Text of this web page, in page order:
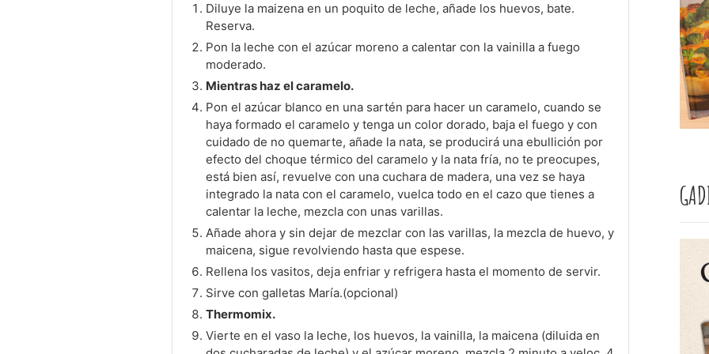
Diluye la maizena en un poquito de leche, añade los huevos, bate.
Reserva.
Pon la leche con el azúcar moreno a calentar con la vainilla a fuego
moderado.
Mientras haz el caramelo.
Pon el azúcar blanco en una sartén para hacer un caramelo, cuando se
haya formado el caramelo y tenga un color dorado, baja el fuego y con
cuidado de no quemarte, añade la nata, se producirá una ebullición por
efecto del choque térmico del caramelo y la nata fría, no te preocupes,
está bien así, revuelve con una cuchara de madera, una vez se haya
integrado la nata con el caramelo, vuelca todo en el cazo que tienes a
calentar la leche, mezcla con unas varillas.
Añade ahora y sin dejar de mezclar con las varillas, la mezcla de huevo, y
maicena, sigue revolviendo hasta que espese.
Rellena los vasitos, deja enfriar y refrigera hasta el momento de servir.
Sirve con galletas María.(opcional)
Thermomix.
Vierte en el vaso la leche, los huevos, la vainilla, la maicena (diluida en